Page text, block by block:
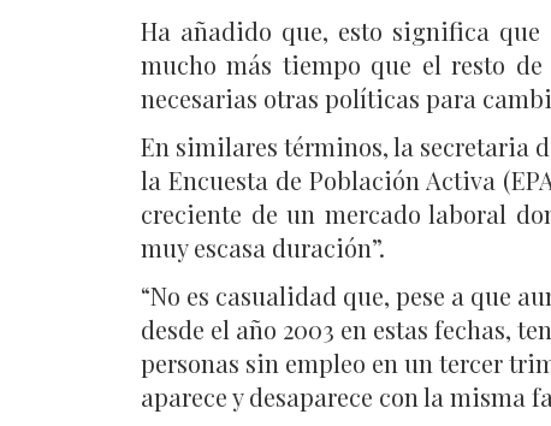
Ha añadido que, esto significa
mucho más tiempo que el resto
necesarias otras políticas para
En similares términos, la secretaria
la Encuesta de Población Activa
creciente de un mercado laboral
muy escasa duración”.
“No es casualidad que, pese a que
desde el año 2003 en estas fechas,
personas sin empleo en un tercer
aparece y desaparece con la misma